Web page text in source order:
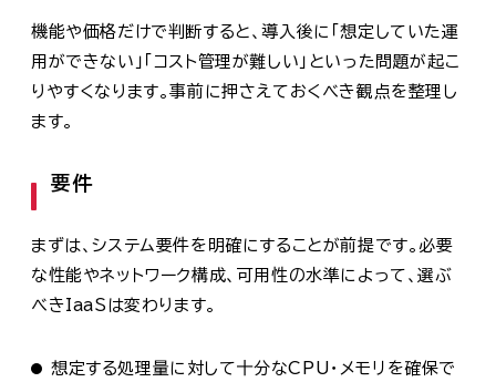
機能や価格だけで判断すると、導入後に「想定していた運
用ができない」「コスト管理が難しい」といった問題が起こ
りやすくなります。事前に押さえておくべき観点を整理し
ます。
要件
まずは、システム要件を明確にすることが前提です。必要
な性能やネットワーク構成、可用性の水準によって、選ぶ
べきIaaSは変わります。
想定する処理量に対して十分なCPU・メモリを確保で